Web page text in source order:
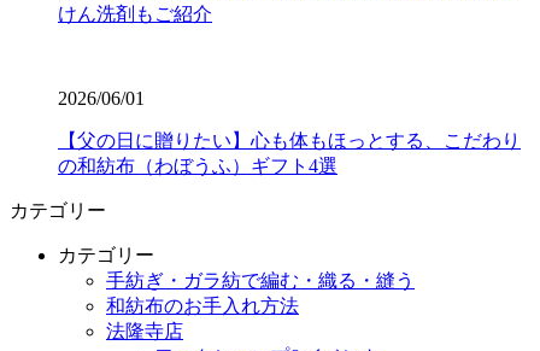
けん洗剤もご紹介
2026/06/01
【父の日に贈りたい】心も体もほっとする、こだわり
の和紡布（わぼうふ）ギフト4選
カテゴリー
カテゴリー
手紡ぎ・ガラ紡で編む・織る・縫う
和紡布のお手入れ方法
法隆寺店